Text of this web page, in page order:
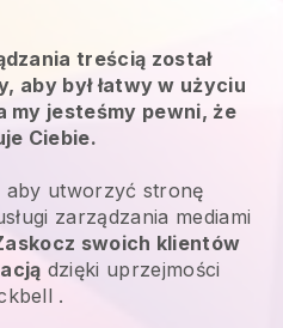
treścią został
aby był łatwy w użyciu
my jesteśmy pewni, że
Ciebie.
aby utworzyć stronę
zarządzania mediami
swoich klientów
dzięki uprzejmości
.